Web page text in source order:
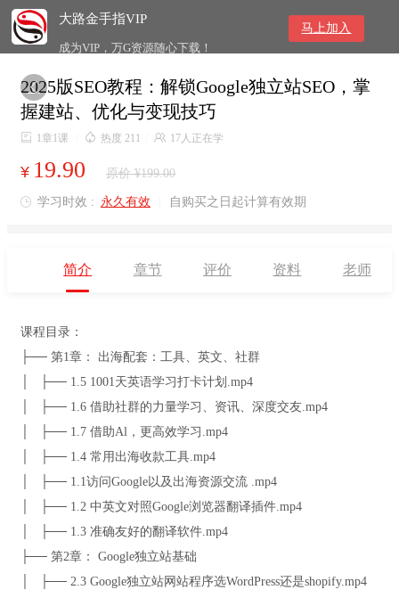
大路金手指VIP
成为VIP，万G资源随心下载！
马上加入

2025版SEO教程：解锁Google独立站SEO，掌
握建站、优化与变现技巧
 1章1课  热度 211  17人正在学
¥ 19.90 原价 ¥199.00
 学习时效 : 永久有效 自购买之日起计算有效期
简介 章节 评价 资料 老师
课程目录：
├── 第1章： 出海配套：工具、英文、社群
│ ├── 1.5 1001天英语学习打卡计划.mp4
│ ├── 1.6 借助社群的力量学习、资讯、深度交友.mp4
│ ├── 1.7 借助Al，更高效学习.mp4
│ ├── 1.4 常用出海收款工具.mp4
│ ├── 1.1访问Google以及出海资源交流 .mp4
│ ├── 1.2 中英文对照Google浏览器翻译插件.mp4
│ ├── 1.3 准确友好的翻译软件.mp4
├── 第2章： Google独立站基础
│ ├── 2.3 Google独立站网站程序选WordPress还是shopify.mp4